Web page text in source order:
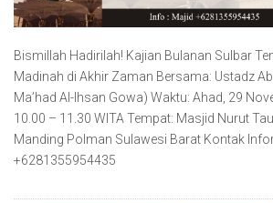
Bismillah Hadirilah! Kajian Bulanan Sulbar
Madinah di Akhir Zaman Bersama: Ustadz
Ma’had Al-Ihsan Gowa) Waktu: Ahad, 29
10.00 – 11.30 WITA Tempat: Masjid Nurut
Manding Polman Sulawesi Barat Kontak
+6281355954435